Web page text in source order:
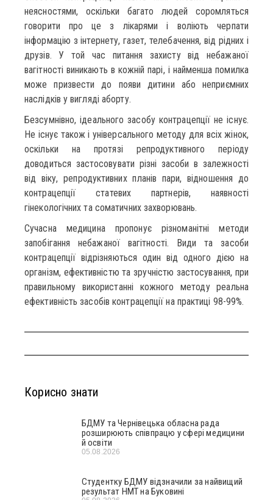
неясностями, оскільки багато людей соромляться
говорити про це з лікарями і воліють черпати
інформацію з інтернету, газет, телебачення, від рідних і
друзів. У той час питання захисту від небажаної
вагітності виникають в кожній парі, і найменша помилка
може призвести до появи дитини або неприємних
наслідків у вигляді аборту.
Безсумнівно, ідеального засобу контрацепції не існує.
Не існує також і універсального методу для всіх жінок,
оскільки на протязі репродуктивного періоду
доводиться застосовувати різні засоби в залежності
від віку, репродуктивних планів пари, відношення до
контрацепції статевих партнерів, наявності
гінекологічних та соматичних захворювань.
Сучасна медицина пропонує різноманітні методи
запобігання небажаної вагітності. Види та засоби
контрацепції відрізняються один від одного дією на
організм, ефективністю та зручністю застосування, при
правильному використанні кожного методу реальна
ефективність засобів контрацепції на практиці 98-99%.
Корисно знати
БДМУ та Чернівецька обласна рада
розширюють співпрацю у сфері медицини
й освіти
05.08.2026
Студентку БДМУ відзначили за найвищий
результат НМТ на Буковині